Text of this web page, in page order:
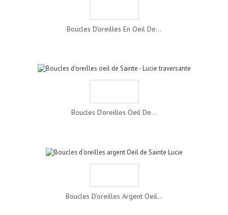
Boucles D'oreilles En Oeil De...
Boucles D'oreilles Oeil De...
Boucles D'oreilles Argent Oeil...